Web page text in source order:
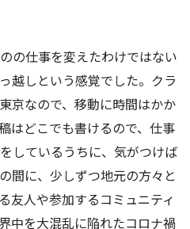
の仕事を変えたわけではない
越しという感覚でした。クラ
京なので、移動に時間はかか
はどこでも書けるので、仕事
しているうちに、気がつけば
間に、少しずつ地元の方々と
友人や参加するコミュニティ
中を大混乱に陥れたコロナ禍